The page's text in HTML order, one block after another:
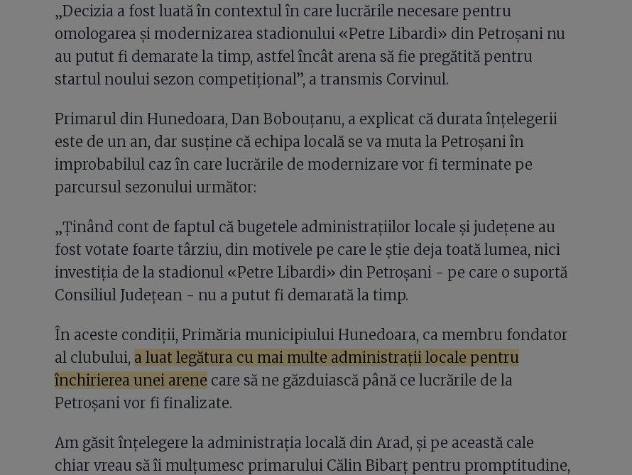
„Decizia a fost luată în contextul în care lucrările necesare pentru
omologarea și modernizarea stadionului «Petre Libardi» din Petroșani nu
au putut fi demarate la timp, astfel încât arena să fie pregătită pentru
startul noului sezon competițional”, a transmis Corvinul.
Primarul din Hunedoara, Dan Bobouțanu, a explicat că durata înțelegerii
este de un an, dar susține că echipa locală se va muta la Petroșani în
improbabilul caz în care lucrările de modernizare vor fi terminate pe
parcursul sezonului următor:
„Ținând cont de faptul că bugetele administrațiilor locale și județene au
fost votate foarte târziu, din motivele pe care le știe deja toată lumea, nici
investiția de la stadionul «Petre Libardi» din Petroșani - pe care o suportă
Consiliul Județean - nu a putut fi demarată la timp.
În aceste condiții, Primăria municipiului Hunedoara, ca membru fondator
al clubului, a luat legătura cu mai multe administrații locale pentru
închirierea unei arene care să ne găzduiască până ce lucrările de la
Petroșani vor fi finalizate.
Am găsit înțelegere la administrația locală din Arad, și pe această cale
chiar vreau să îi mulțumesc primarului Călin Bibarț pentru promptitudine,